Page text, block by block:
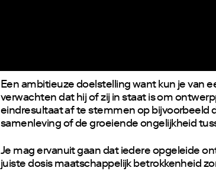
Een ambitieuze doelstelling want kun je van
verwachten dat hij of zij in staat is om
eindresultaat af te stemmen op bijvoorbeeld
samenleving of de groeiende ongelijkheid
Je mag ervanuit gaan dat iedere opgeleide
juiste dosis maatschappelijk betrokkenheid